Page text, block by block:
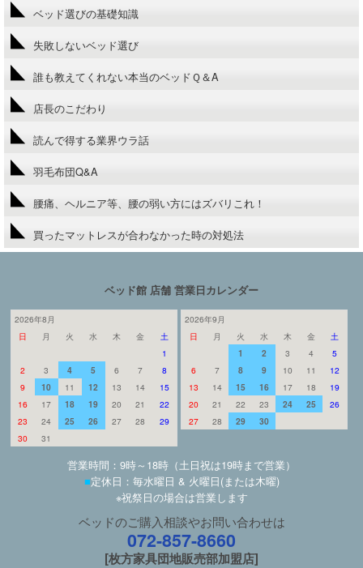
ベッド選びの基礎知識
失敗しないベッド選び
誰も教えてくれない本当のベッドＱ＆A
店長のこだわり
読んで得する業界ウラ話
羽毛布団Q&A
腰痛、ヘルニア等、腰の弱い方にはズバリこれ！
買ったマットレスが合わなかった時の対処法
ベッド館 店舗 営業日カレンダー
2026年8月
日
月 火 水 木 金
土
1
2
3 4 5 6 7
8
9
10 11 12 13 14
15
16
17 18 19 20 21
22
23
24 25 26 27 28
29
30
31
2026年9月
日
月 火 水 木 金
土
1
2 3 4
5
6
7 8 9 10 11
12
13
14 15 16 17 18
19
20
21 22 23 24 25
26
27
28 29 30
営業時間：9時～18時（土日祝は19時まで営業）
■定休日：毎水曜日 & 火曜日(または木曜)
※祝祭日の場合は営業します
ベッドのご購入相談やお問い合わせは
072-857-8660
[枚方家具団地販売部加盟店]